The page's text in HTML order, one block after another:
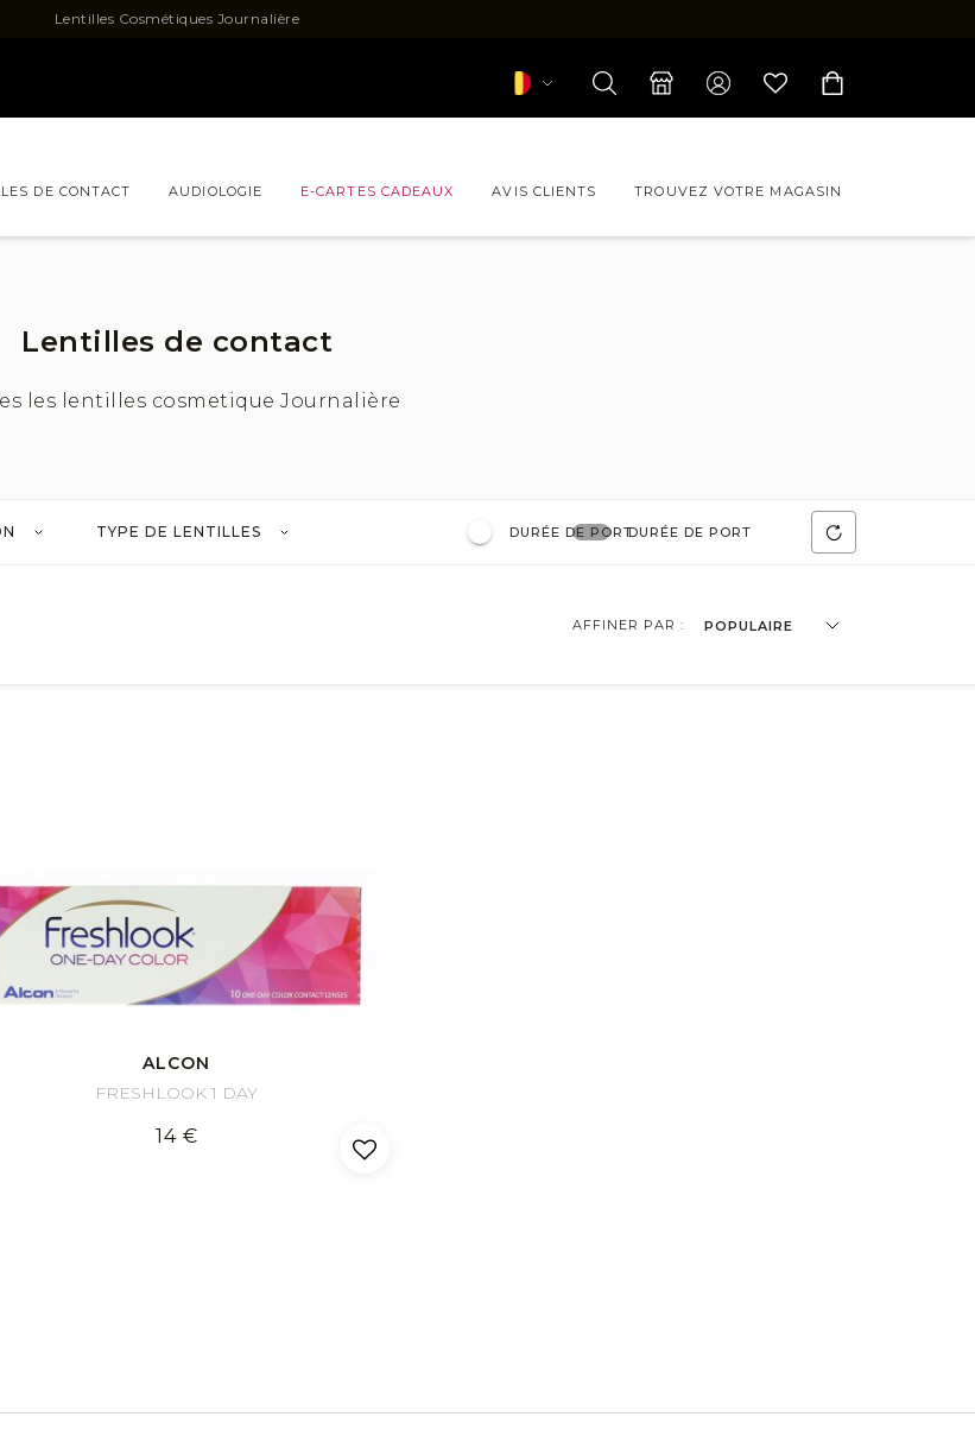
Lentilles Cosmétiques Journalière
DE CONTACT AUDIOLOGIE E-CARTES CADEAUX AVIS CLIENTS TROUVEZ VOTRE MAGASIN
Lentilles de contact
les lentilles cosmetique Journalière
TYPE DE LENTILLES DURÉE DE PORTDURÉE DE PORT
AFFINER PAR : POPULAIRE
ALCON
FRESHLOOK 1 DAY
14 €